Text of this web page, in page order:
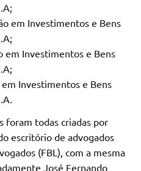
em Investimentos e Bens
em Investimentos e Bens
Investimentos e Bens
foram todas criadas por
escritório de advogados
(FBL), com a mesma
José Fernando